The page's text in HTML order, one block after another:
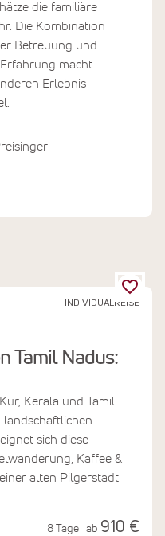
INDIVIDUALREISE
Tamil Nadus:
Kerala und Tamil
sich diese
Kaffee &
alten Pilgerstadt
8 Tage ab 910 €
die familiäre
Die Kombination
Betreuung und
macht
Erlebnis –